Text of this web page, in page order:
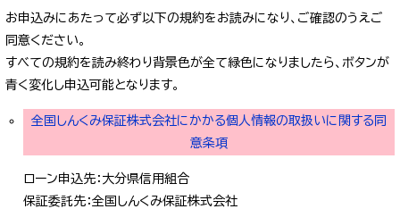
お申込みにあたって必ず以下の規約をお読みになり、ご確認のうえご
同意ください。
すべての規約を読み終わり背景色が全て緑色になりましたら、ボタンが
青く変化し申込可能となります。
全国しんくみ保証株式会社にかかる個人情報の取扱いに関する同
意条項
ローン申込先：大分県信用組合
保証委託先：全国しんくみ保証株式会社